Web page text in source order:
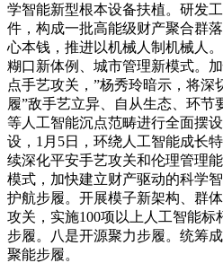
学智能新型根本设备扶植。研发
件，构成一批高能级财产聚合群
心本钱，推进以机械人制机械人
糊口新体例、城市管理新模式。
点手艺攻关，”杨秀玲暗示，将深
履”敌手艺立异、自从生态、环节
等人工智能沉点范畴进行全面摆
设，1月5日，环绕人工智能成长
续深化平安手艺攻关和伦理管理
模式，加快建立财产驱动的科学
护航步履。开展模子新架构、群
攻关，实施100项以上人工智能
步履。八是开源聚力步履。统筹
聚能步履。